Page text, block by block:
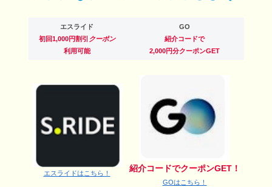
エスライド
初回1,000円割引 クーポン
利用可能
GO
紹介コードで
2,000円分クーポンGET
エスライドはこちら！
紹介コードでクーポンGET！
GOはこちら！